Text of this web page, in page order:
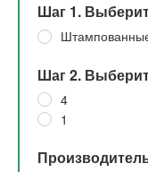
Шаг 1.
Шаг 2.
4
1